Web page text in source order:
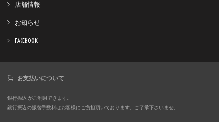
店舗情報
お知らせ
FACEBOOK
お支払いについて
銀行振込 がご利用できます。
銀行振込の振替手数料はお客様にご負担頂いております。ご了承下さいませ。